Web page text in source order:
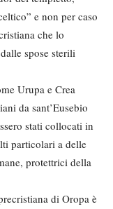
e non per caso
che lo
spose sterili
Urupa e Crea
da sant’Eusebio
stati collocati in
particolari a delle
protettrici della
di Oropa è